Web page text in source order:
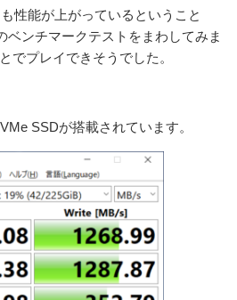
性能が上がっているということ
ベンチマークテストをまわしてみま
でプレイできそうでした。
SSDが搭載されています。